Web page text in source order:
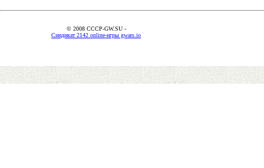
© 2008 CCCP-GW.SU -
Синдикат 2142 online-игры gwars.io